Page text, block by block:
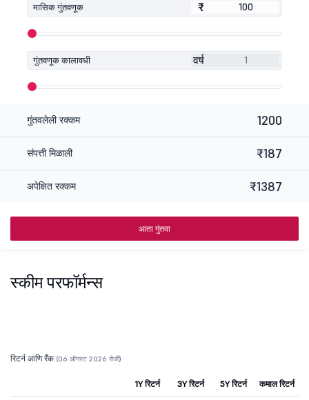
मासिक गुंतवणूक ₹
₹
गुंतवणूक कालावधी वर्ष
गुंतवलेली रक्कम 1200
संपत्ती मिळाली ₹187
अपेक्षित रक्कम ₹1387
आता गुंतवा
स्कीम परफॉर्मन्स
रिटर्न आणि रँक (06 ऑगस्ट 2026 रोजी)
1Y रिटर्न 3Y रिटर्न 5Y रिटर्न कमाल रिटर्न